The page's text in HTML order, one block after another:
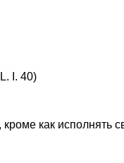
I. 40)
как исполнять